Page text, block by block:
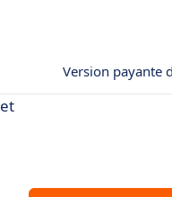
Version payante